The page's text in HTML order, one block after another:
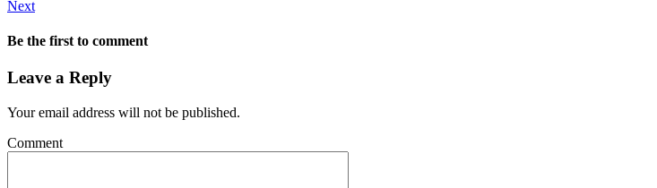
Next
Be the first to comment
Leave a Reply
Your email address will not be published.
Comment